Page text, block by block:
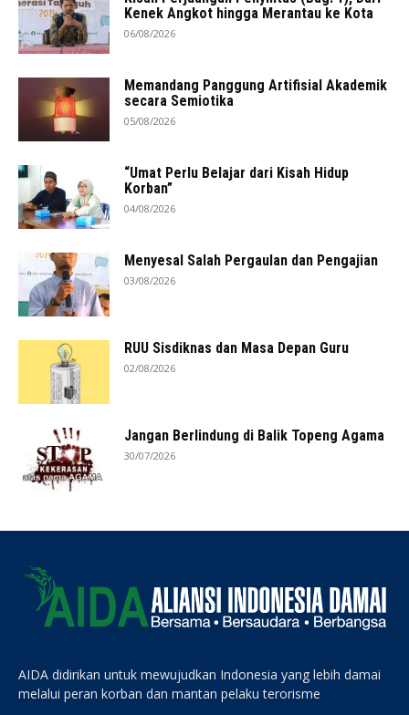
Kenek Angkot hingga Merantau ke Kota
06/08/2026
Memandang Panggung Artifisial Akademik
secara Semiotika
05/08/2026
“Umat Perlu Belajar dari Kisah Hidup
Korban”
04/08/2026
Menyesal Salah Pergaulan dan Pengajian
03/08/2026
RUU Sisdiknas dan Masa Depan Guru
02/08/2026
Jangan Berlindung di Balik Topeng Agama
30/07/2026
AIDA didirikan untuk mewujudkan Indonesia yang lebih damai
melalui peran korban dan mantan pelaku terorisme